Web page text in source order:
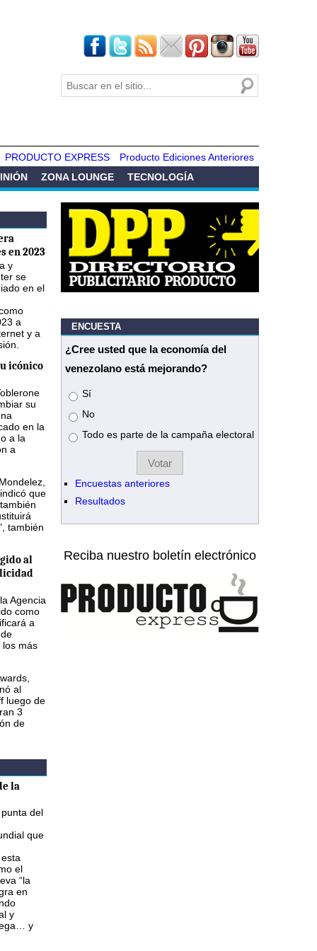
búsqueda
Buscar
Producto Ediciones Anteriores
PRODUCTO EXPRESS
ZONA LOUNGE TECNOLOGÍA
en 2023
y
se
en el
a
y a
icónico
su
en la
a la
a
que
también
al
Agencia
como
a
los más
al
luego de
3
de
la
del
que
el
“la
en
y
y
ENCUESTA
¿Cree usted que la economía del
venezolano está mejorando?
Opciones
Sí
No
Todo es parte de la campaña electoral
Encuestas anteriores
Resultados
Reciba nuestro boletín electrónico